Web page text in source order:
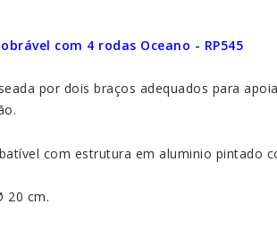
com 4 rodas Oceano - RP545
por dois braços adequados para
com estrutura em aluminio pintado
20 cm.